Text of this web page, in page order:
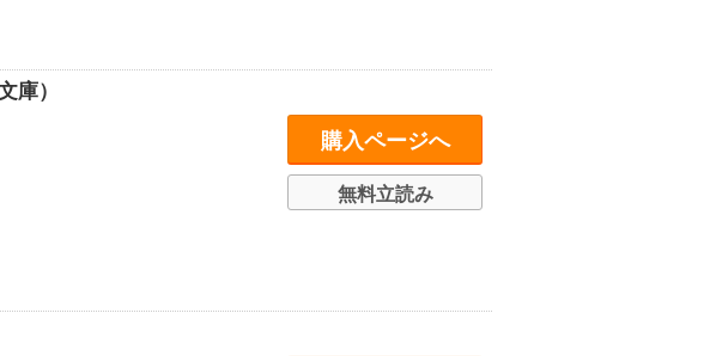
庫）
購入ページへ
無料立読み